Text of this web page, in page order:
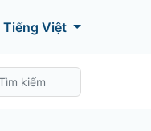
Tiếng Việt